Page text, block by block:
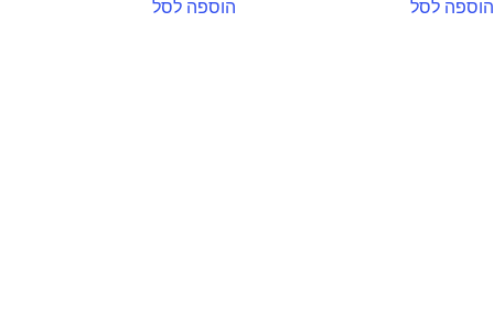
הוספה לסל הוספה לסל